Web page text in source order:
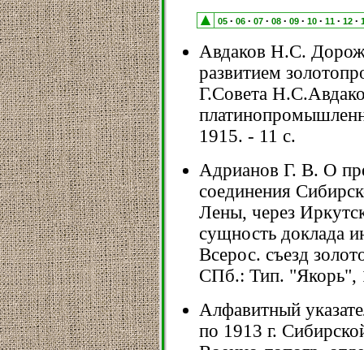
05• 06• 07• 08• 09• 10• 11• 12•
Авдаков Н.С.
развитием
Г.Совета
1915. - 11 с.
Адрианов Г. В. О
соединения
Лены, через
сущность доклада
Всерос. съезд
СПб.: Тип. "Якорь",
Алфавитный
по 1913 г.